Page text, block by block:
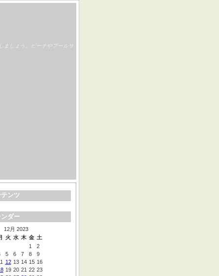
ましょう。ビーチやプールサ
テンツ
ンダー
12月 2023
火 水 木 金 土
1
2
5 6 7 8
9
12 13 14 15 16
19 20 21 22 23